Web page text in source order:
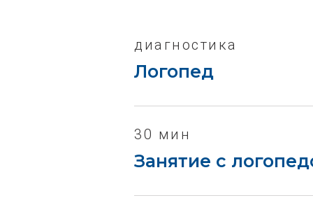
диагностика
Логопед
30 мин
Занятие с